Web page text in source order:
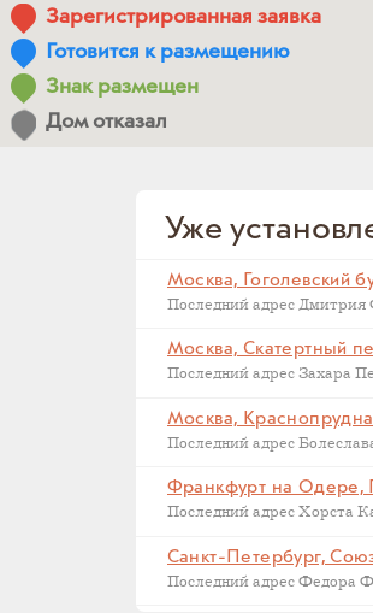
Зарегистрированная заявка
Готовится к размещению
Знак размещен
Дом отказал
Уже
Москва, Гоголевский
Москва, Скатертный
Москва,
Последний адрес
Санкт-Петербург,